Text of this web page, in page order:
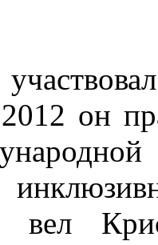
он
вел